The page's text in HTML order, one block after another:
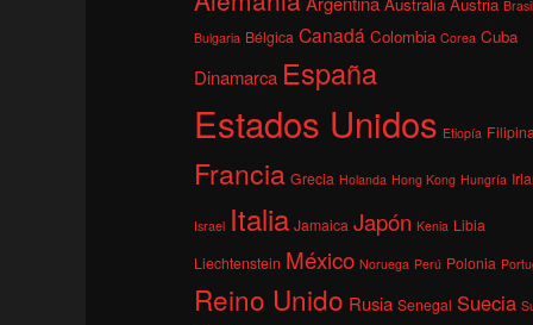
Brasil
Bulgaria Bélgica Canadá Colombia Corea Cuba
Dinamarca España
Estados Unidos Etiopía
Francia Grecia Holanda Hong Kong Hungría
Israel Italia Jamaica Japón Kenia Libia
Liechtenstein México Noruega Perú Polonia
Reino Unido Rusia Senegal Suecia